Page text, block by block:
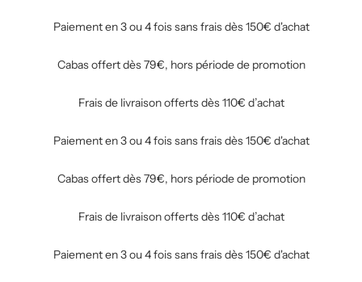
Paiement en 3 ou 4 fois sans frais dès 150€ d'achat
Cabas offert dès 79€, hors période de promotion
Frais de livraison offerts dès 110€ d’achat
Paiement en 3 ou 4 fois sans frais dès 150€ d'achat
Cabas offert dès 79€, hors période de promotion
Frais de livraison offerts dès 110€ d’achat
Paiement en 3 ou 4 fois sans frais dès 150€ d'achat